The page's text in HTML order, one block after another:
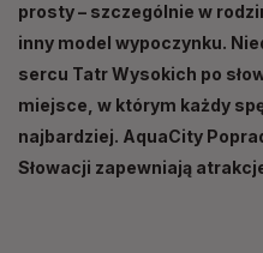
prosty – szczególnie w
inny model wypoczynku.
sercu Tatr Wysokich po
miejsce, w którym każdy
najbardziej. AquaCity
Słowacji zapewniają